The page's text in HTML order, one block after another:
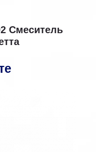
Смеситель